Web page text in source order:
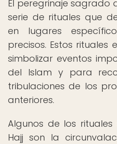
El peregrinaje sagrado
serie de rituales que
en lugares
precisos. Estos
simbolizar eventos
del Islam y para
tribulaciones de los
anteriores.
Algunos de los
Hajj son la